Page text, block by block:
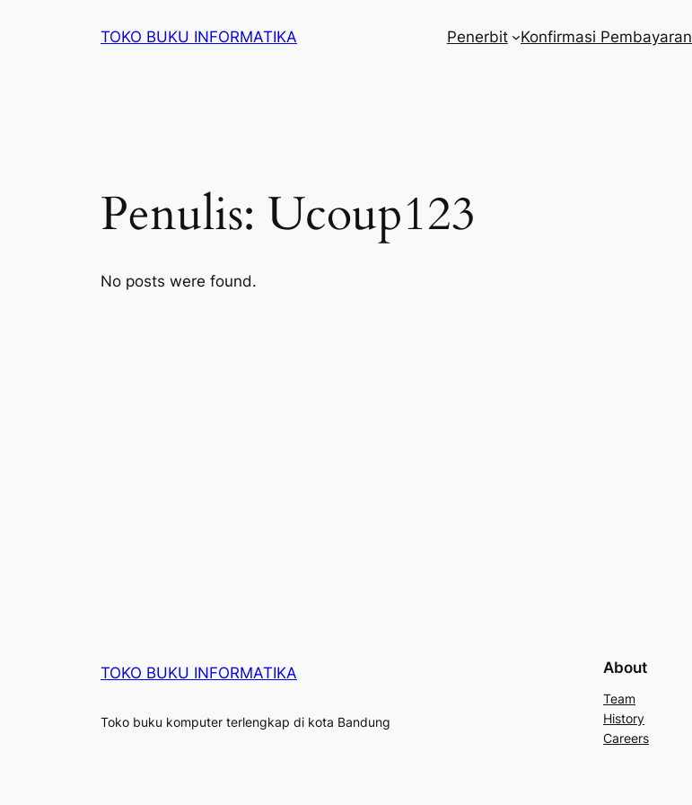
TOKO BUKU INFORMATIKA Penerbit Konfirmasi Pembayaran
Penulis: Ucoup123
No posts were found.
TOKO BUKU INFORMATIKA
Toko buku komputer terlengkap di kota Bandung
About
Team
History
Careers